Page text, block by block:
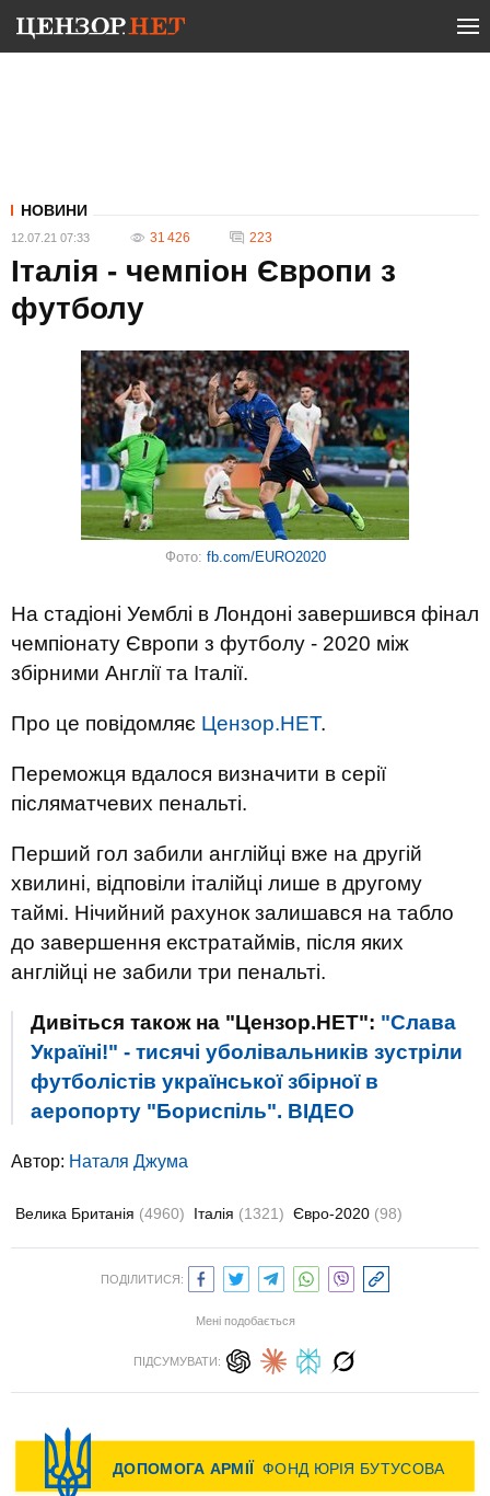
НОВИНИ
12.07.21 07:33 31 426 223
Італія - ​​чемпіон Європи з
футболу
Фото: fb.com/EURO2020
На стадіоні Уемблі в Лондоні завершився фінал
чемпіонату Європи з футболу - 2020 між
збірними Англії та Італії.
Про це повідомляє Цензор.НЕТ.
Переможця вдалося визначити в серії
післяматчевих пенальті.
Перший гол забили англійці вже на другій
хвилині, відповіли італійці лише в другому
таймі. Нічийний рахунок залишався на табло
до завершення екстратаймів, після яких
англійці не забили три пенальті.
Дивіться також на "Цензор.НЕТ": "Слава
Україні!" - тисячі уболівальників зустріли
футболістів української збірної в
аеропорту "Бориспіль". ВIДЕО
Автор: Наталя Джума
Велика Британія (4960) Італія (1321) Євро-2020 (98)
ПОДІЛИТИСЯ:
Мені подобається
ПІДСУМУВАТИ: